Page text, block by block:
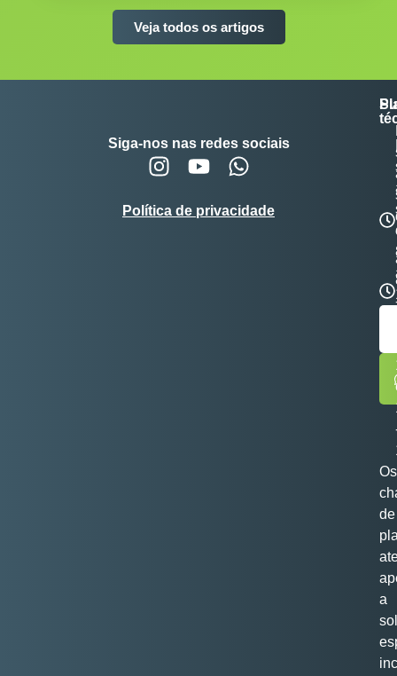
Veja todos os artigos
Siga-nos nas redes sociais
Política de privacidade
Os
de
a